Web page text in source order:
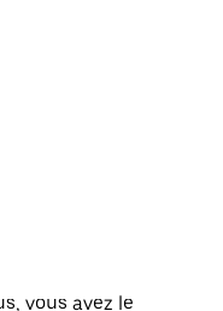
vous avez le